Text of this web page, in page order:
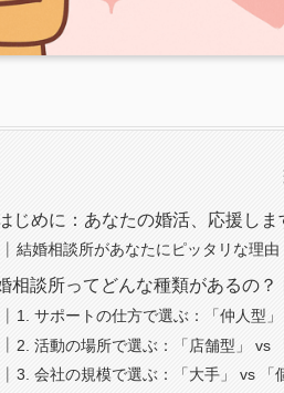
じめに：あなたの婚活、応援しま
結婚相談所があなたにピッタリな理由
相談所ってどんな種類があるの？
1. サポートの仕方で選ぶ：「仲人型
2. 活動の場所で選ぶ：「店舗型」 vs
3. 会社の規模で選ぶ：「大手」 vs 「